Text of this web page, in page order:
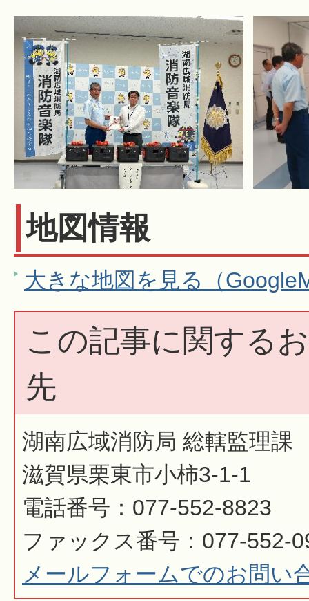
地図情報
大きな地図を見る（
この記事に関する
先
湖南広域消防局 総轄監理課
滋賀県栗東市小柿3-1-1
電話番号：077-552-8823
ファックス番号：077-552-
メールフォームでのお問い